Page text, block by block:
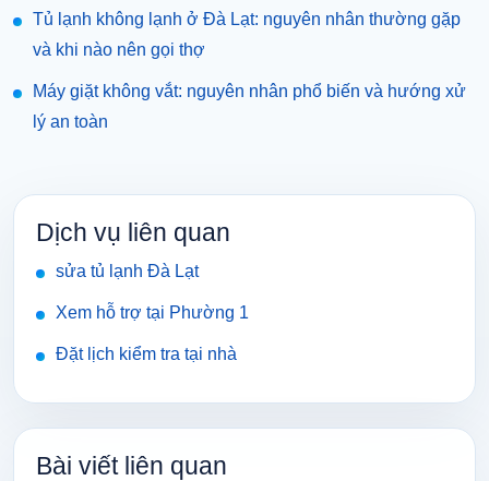
Tủ lạnh không lạnh ở Đà Lạt: nguyên nhân thường gặp
và khi nào nên gọi thợ
Máy giặt không vắt: nguyên nhân phổ biến và hướng xử
lý an toàn
Dịch vụ liên quan
sửa tủ lạnh Đà Lạt
Xem hỗ trợ tại Phường 1
Đặt lịch kiểm tra tại nhà
Bài viết liên quan